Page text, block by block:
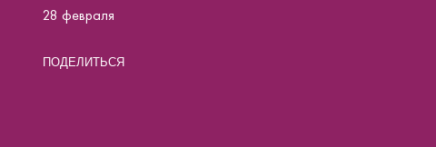
28 февраля
ПОДЕЛИТЬСЯ